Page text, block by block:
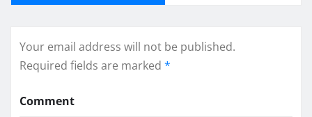
Your email address will not be published.
Required fields are marked *
Comment